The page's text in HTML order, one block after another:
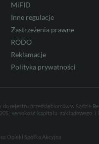
MiFID
Inne regulacje
Zastrzeżenia prawne
RODO
Reklamacje
Polityka prywatności
rejestru przedsiębiorców w Sądzie
wysokość kapitału zakładowego
Opieki Spółka Akcyjna